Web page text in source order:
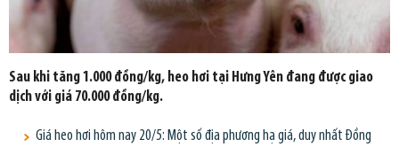
Sau khi tăng 1.000 đồng/kg, heo hơi tại Hưng Yên đang được giao
dịch với giá 70.000 đồng/kg.
Giá heo hơi hôm nay 20/5: Một số địa phương hạ giá, duy nhất Đồng